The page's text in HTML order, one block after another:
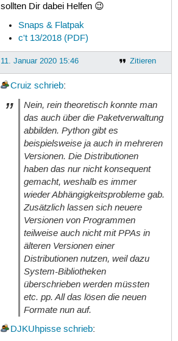
sollten Dir dabei Helfen 😉
Snaps & Flatpak
c't 13/2018 (PDF)
Zitieren
11. Januar 2020 15:46
Cruiz schrieb:
Nein, rein theoretisch konnte man
das auch über die Paketverwaltung
abbilden. Python gibt es
beispielsweise ja auch in mehreren
Versionen. Die Distributionen
haben das nur nicht konsequent
gemacht, weshalb es immer
wieder Abhängigkeitsprobleme gab.
Zusätzlich lassen sich neuere
Versionen von Programmen
teilweise auch nicht mit PPAs in
älteren Versionen einer
Distributionen nutzen, weil dazu
System-Bibliotheken
überschrieben werden müssten
etc. pp. All das lösen die neuen
Formate nun auf.
DJKUhpisse schrieb: